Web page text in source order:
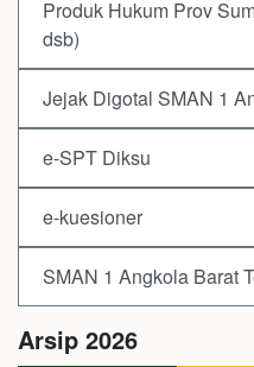
Produk Hukum Prov
dsb)
Jejak Digotal SMAN 1
e-SPT Diksu
e-kuesioner
SMAN 1 Angkola Barat
Arsip 2026